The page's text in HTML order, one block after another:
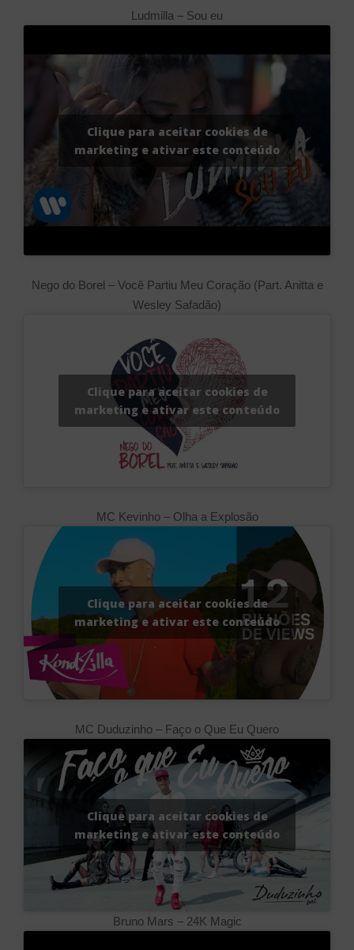
Ludmilla – Sou eu
Clique para aceitar cookies de
marketing e ativar este conteúdo
Nego do Borel – Você Partiu Meu Coração (Part. Anitta e
Wesley Safadão)
Clique para aceitar cookies de
marketing e ativar este conteúdo
MC Kevinho – Olha a Explosão
Clique para aceitar cookies de
marketing e ativar este conteúdo
MC Duduzinho – Faço o Que Eu Quero
Clique para aceitar cookies de
marketing e ativar este conteúdo
Bruno Mars – 24K Magic